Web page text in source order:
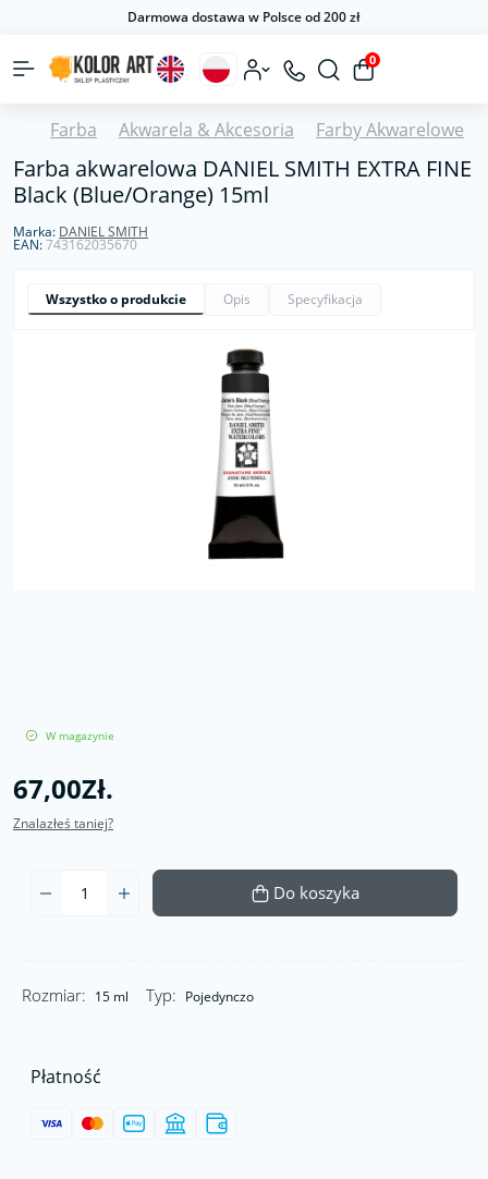
Darmowa dostawa w Polsce od 200 zł
0
Farba Akwarela & Akcesoria Farby Akwarelowe
Farba akwarelowa DANIEL SMITH EXTRA FINE
Black (Blue/Orange) 15ml
Marka: DANIEL SMITH
EAN:743162035670
Wszystko o produkcie Opis Specyfikacja
W magazynie
67,00Zł.
Znalazłeś taniej?
Do koszyka
Rozmiar: 15 ml Typ: Pojedynczo
Płatność